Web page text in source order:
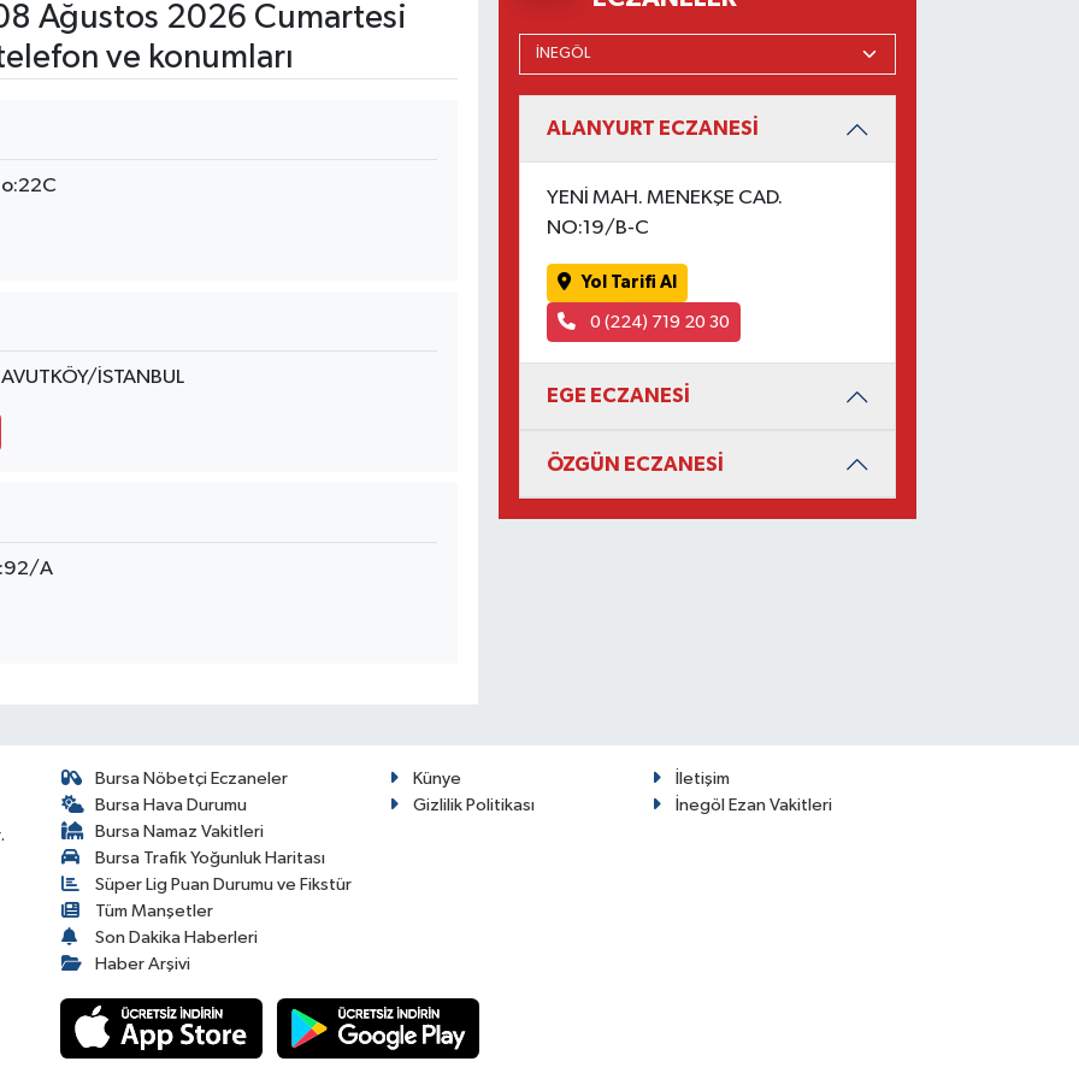
Ağustos 2026 Cumartesi
ve konumları
İSTANBUL
A
ALANYURT ECZANESİ
YENİ MAH. MENEKŞE CAD.
NO:19/B-C
Yol Tarifi Al
0 (224) 719 20 30
EGE ECZANESİ
ÖZGÜN ECZANESİ
Bursa Nöbetçi Eczaneler
Bursa Hava Durumu
Bursa Namaz Vakitleri
Bursa Trafik Yoğunluk Haritası
Süper Lig Puan Durumu ve Fikstür
Tüm Manşetler
Son Dakika Haberleri
Haber Arşivi
Künye
İletişim
Gizlilik Politikası
İnegöl Ezan Vakitleri